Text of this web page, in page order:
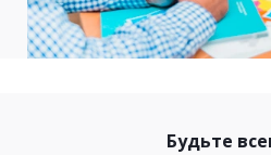
Будьте